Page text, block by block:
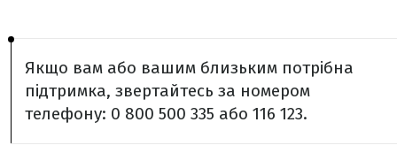
Якщо вам або вашим близьким потрібна
підтримка, звертайтесь за номером
телефону: 0 800 500 335 або 116 123.